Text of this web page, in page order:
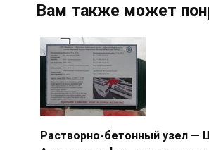
Вам также может
Растворно-бетонный узел —